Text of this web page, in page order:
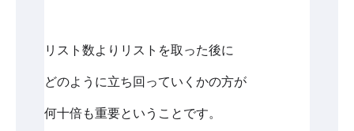
リスト数よりリストを取った後に
どのように立ち回っていくかの方が
何十倍も重要ということです。